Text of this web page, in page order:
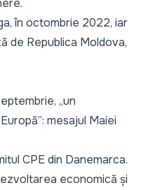
în octombrie 2022, iar
de Republica Moldova,
„un
mesajul Maiei
CPE din Danemarca.
economică și